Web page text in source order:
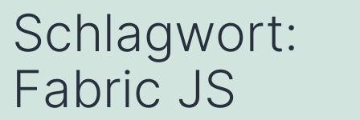
Schlagwort:
Fabric JS